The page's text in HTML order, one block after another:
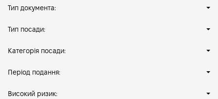
Тип документа:
Тип посади:
Категорія посади:
Період подання:
Високий ризик: